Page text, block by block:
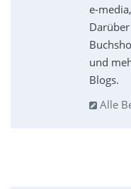
e-
und
Blogs.
Alle